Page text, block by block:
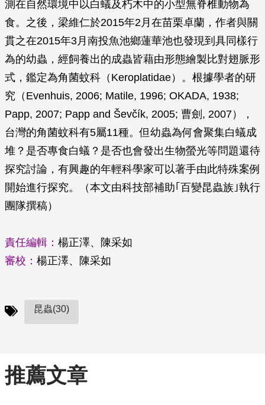
測在自然環境中以白蟻及朽木中的小型無脊椎動物為
食。之後，梁維仁於2015年2月在苗栗卓蘭，作者與關
貫之在2015年3月南投魚池鄉蓮華池也發現到具同樣行
為的幼蟲，經飼養出的成蟲皆藉由形態繪製比對翅脈形
式，鑑定為角菌蚊科（Keroplatidae）。根據學者的研
究（Evenhuis, 2006; Matile, 1996; OKADA, 1938;
Papp, 2007; Papp and Ševčík, 2005; 曹劍, 2007），
台灣的角菌蚊科有5屬11種。但幼蟲為何會聚集白蟻成
堆？是否專食白蟻？是否也會發出生物螢光等問題還待
探究討論，有興趣的年輕科學家可以著手由此特殊案例
開始進行探究。（本文由科技部補助｢百變昆蟲族｣執行
團隊撰稿）
責任編輯： 楊正澤、陳采如
審校： 楊正澤、陳采如
昆蟲(30)
推薦文章